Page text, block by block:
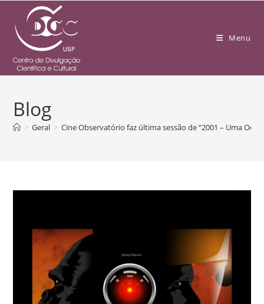
Menu
Blog
> Geral > Cine Observatório faz última sessão de “2001 – Uma